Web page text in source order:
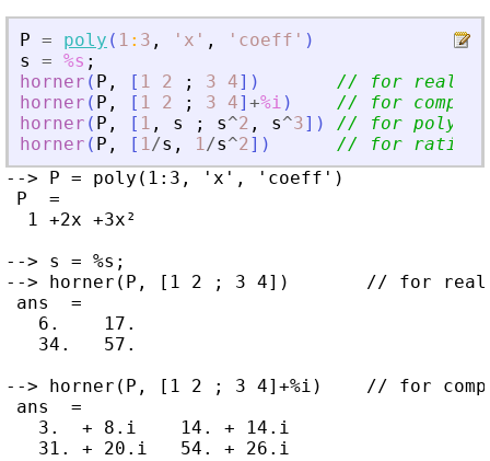
P = poly ( 1 : 3 , ' x ' , ' coeff ' )
s
= %s ;
horner ( P , [ 1 2 ; 3 4] )
// for real
horner ( P , [ 1 2 ; 3 4] +%i )
// for
horner ( P , [ 1 , s ; s^2 , s^3] )
// for
horner ( P , [ 1/s , 1/s^2] )
// for
--> P = poly(1:3, 'x', 'coeff')
P  =
  1 +2x +3x²
--> s = %s;
--> horner(P, [1 2 ; 3 4])       // for real
ans  =
   6.    17.
   34.   57.
--> horner(P, [1 2 ; 3 4]+%i)    // for
ans  =
   3.  + 8.i    14. + 14.i
   31. + 20.i   54. + 26.i